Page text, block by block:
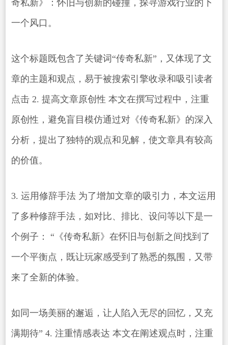
奇私新》：怀旧与创新的碰撞，探寻游戏行业的下
一个风口。
这个标题既包含了关键词“传奇私新”，又体现了文
章的主题和观点，易于被搜索引擎收录和吸引读者
点击 2. 提高文章原创性 本文在撰写过程中，注重
原创性，避免盲目模仿通过对《传奇私新》的深入
分析，提出了独特的观点和见解，使文章具有较高
的价值。
3. 运用修辞手法 为了增加文章的吸引力，本文运用
了多种修辞手法，如对比、排比、设问等以下是一
个例子： “《传奇私新》在怀旧与创新之间找到了
一个平衡点，既让玩家感受到了熟悉的氛围，又带
来了全新的体验。
如同一场美丽的邂逅，让人陷入无尽的回忆，又充
满期待” 4. 注重情感表达 本文在阐述观点时，注重